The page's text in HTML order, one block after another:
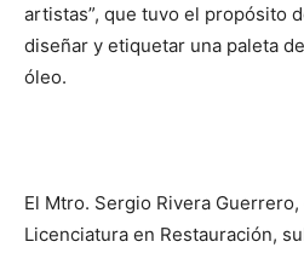
artistas”, que tuvo el propósito
diseñar y etiquetar una paleta
óleo.
El Mtro. Sergio Rivera
Licenciatura en Restauración,